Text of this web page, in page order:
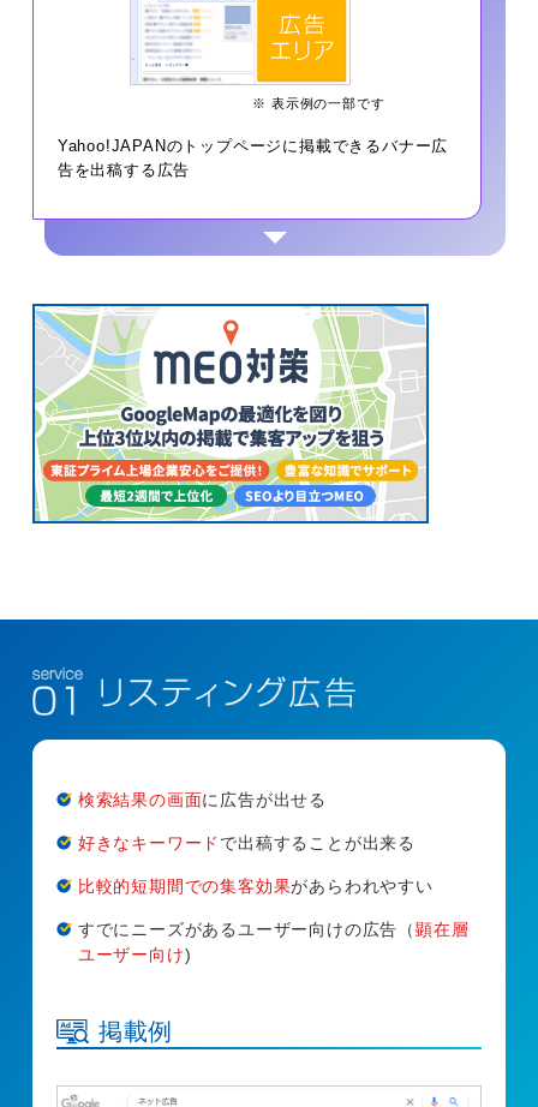
※ 表示例の一部です
Yahoo!JAPANのトップページに掲載できるバナー広
告を出稿する広告
検索結果の画面に広告が出せる
好きなキーワード で出稿することが出来る
比較的短期間での集客効果があらわれやすい
すでにニーズがあるユーザー向けの広告（顕在層
ユーザー向け)
掲載例